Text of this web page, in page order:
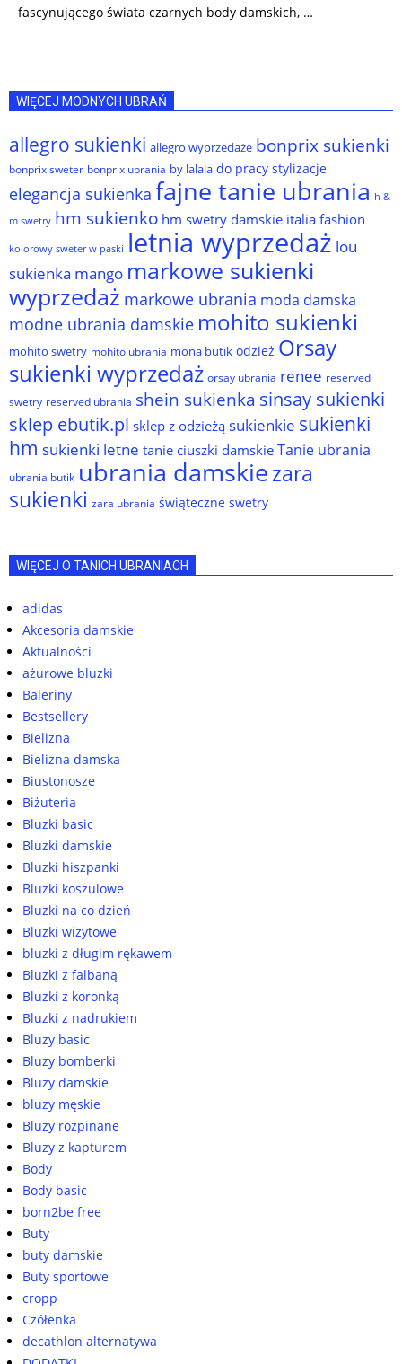
fascynującego świata czarnych body damskich, …
WIĘCEJ MODNYCH UBRAŃ
allegro sukienki allegro wyprzedaże bonprix sukienki
bonprix sweter bonprix ubrania by lalala do pracy stylizacje
elegancja sukienka fajne tanie ubrania h &
m swetry hm sukienko hm swetry damskie italia fashion
kolorowy sweter w paski letnia wyprzedaż lou
sukienka mango markowe sukienki
wyprzedaż markowe ubrania moda damska
modne ubrania damskie mohito sukienki
mohito swetry mohito ubrania mona butik odzież Orsay
sukienki wyprzedaż orsay ubrania renee reserved
swetry reserved ubrania shein sukienka sinsay sukienki
sklep ebutik.pl sklep z odzieżą sukienkie sukienki
hm sukienki letne tanie ciuszki damskie Tanie ubrania
ubrania butik ubrania damskiezara
sukienki zara ubrania świąteczne swetry
WIĘCEJ O TANICH UBRANIACH
adidas
Akcesoria damskie
Aktualności
ażurowe bluzki
Baleriny
Bestsellery
Bielizna
Bielizna damska
Biustonosze
Biżuteria
Bluzki basic
Bluzki damskie
Bluzki hiszpanki
Bluzki koszulowe
Bluzki na co dzień
Bluzki wizytowe
bluzki z długim rękawem
Bluzki z falbaną
Bluzki z koronką
Bluzki z nadrukiem
Bluzy basic
Bluzy bomberki
Bluzy damskie
bluzy męskie
Bluzy rozpinane
Bluzy z kapturem
Body
Body basic
born2be free
Buty
buty damskie
Buty sportowe
cropp
Czółenka
decathlon alternatywa